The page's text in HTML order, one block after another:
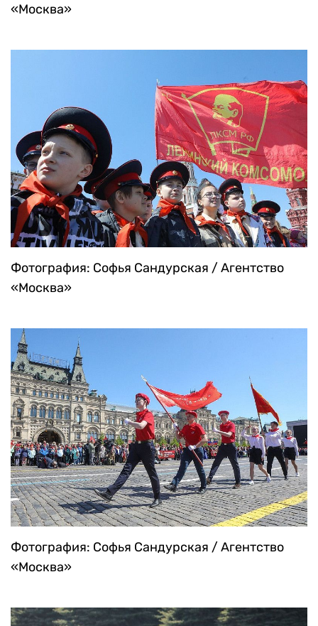
«Москва»
Фотография: Софья Сандурская / Агентство
«Москва»
Фотография: Софья Сандурская / Агентство
«Москва»